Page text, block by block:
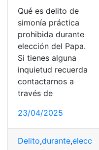
Qué es delito de
simonía práctica
prohibida durante
elección del Papa.
Si tienes alguna
inquietud recuerda
contactarnos a
través de
23/04/2025
Delito,durante,elección